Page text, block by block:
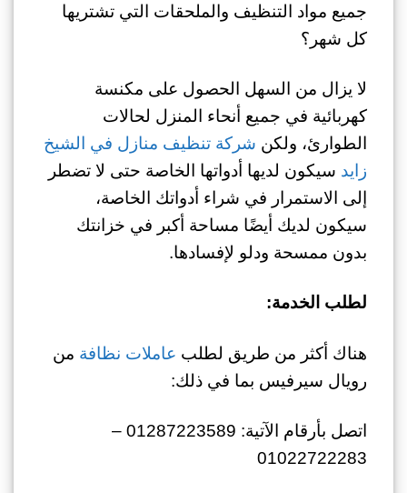
جميع مواد التنظيف والملحقات التي تشتريها
كل شهر؟
لا يزال من السهل الحصول على مكنسة
كهربائية في جميع أنحاء المنزل لحالات
الطوارئ، ولكن شركة تنظيف منازل في الشيخ
زايد سيكون لديها أدواتها الخاصة حتى لا تضطر
إلى الاستمرار في شراء أدواتك الخاصة،
سيكون لديك أيضًا مساحة أكبر في خزانتك
بدون ممسحة ودلو لإفسادها.
لطلب الخدمة:
هناك أكثر من طريق لطلب عاملات نظافة من
رويال سيرفيس بما في ذلك:
اتصل بأرقام الآتية: 01287223589 –
01022722283